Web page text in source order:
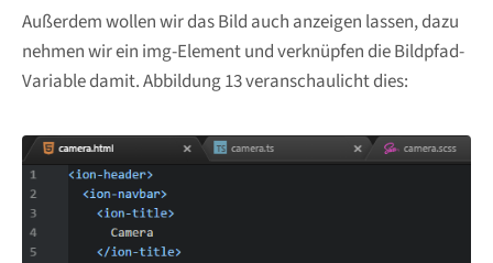
Außerdem wollen wir das Bild auch anzeigen lassen, dazu
nehmen wir ein img-Element und verknüpfen die Bildpfad-
Variable damit. Abbildung 13 veranschaulicht dies: